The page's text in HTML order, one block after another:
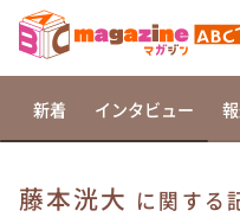
新着 インタビュー
藤本洸大 に関する